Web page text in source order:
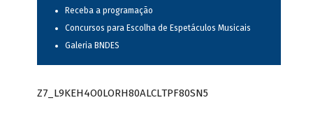
Receba a programação
Concursos para Escolha de Espetáculos Musicais
Galeria BNDES
Z7_L9KEH4O0LORH80ALCLTPF80SN5